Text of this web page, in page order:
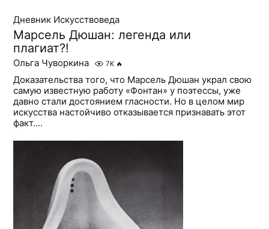
Дневник Искусствоведа
Марсель Дюшан: легенда или
плагиат?!
Ольга Чуворкина 7K 🔥
Доказательства того, что Марсель Дюшан украл свою
самую известную работу «Фонтан» у поэтессы, уже
давно стали достоянием гласности. Но в целом мир
искусства настойчиво отказывается признавать этот
факт....